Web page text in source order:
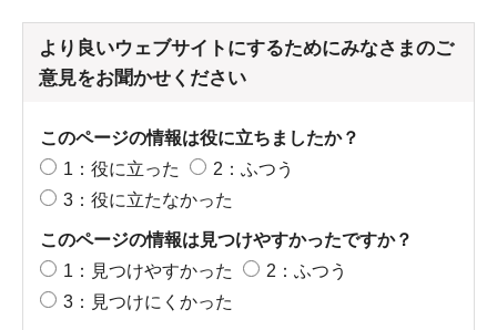
より良いウェブサイトにするためにみなさまのご
意見をお聞かせください
このページの情報は役に立ちましたか？
1：役に立った
2：ふつう
3：役に立たなかった
このページの情報は見つけやすかったですか？
1：見つけやすかった
2：ふつう
3：見つけにくかった